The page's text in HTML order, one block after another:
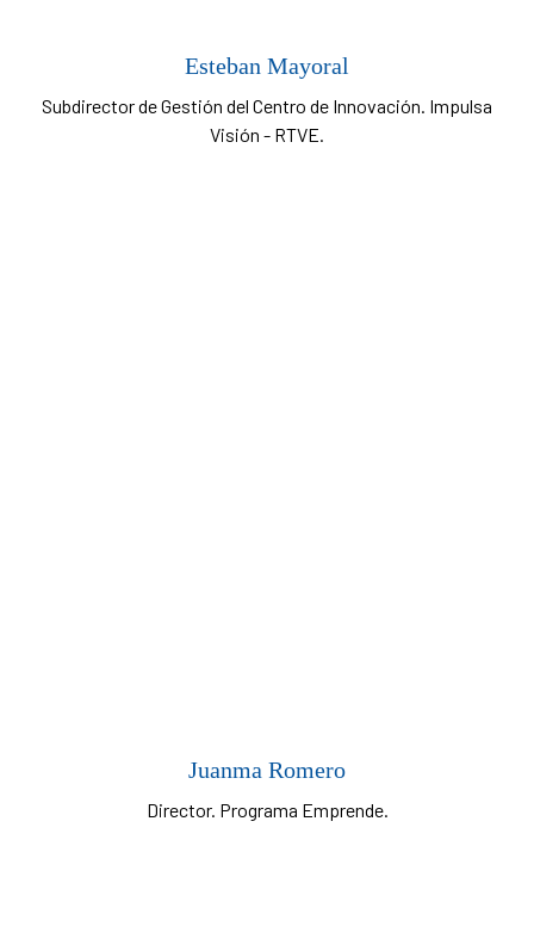
Esteban Mayoral
Subdirector de Gestión del Centro de Innovación. Impulsa
Visión - RTVE.
Juanma Romero
Director. Programa Emprende.